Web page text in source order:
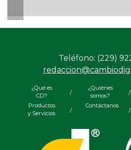
Teléfono: (229)
¿Qué es
CD?
/
¿Quiénes
somos?
/
Productos
y Servicios
/
Contáctanos
/